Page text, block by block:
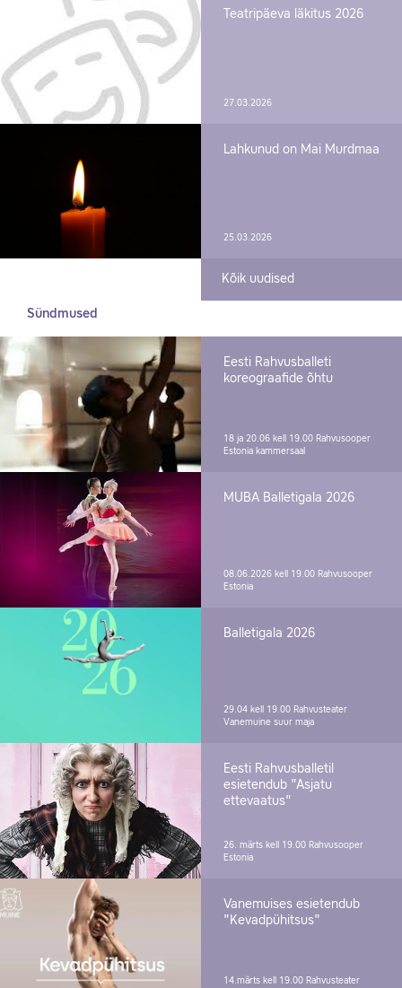
Teatripäeva läkitus 2026
27.03.2026
Lahkunud on Mai Murdmaa
25.03.2026
Kõik uudised
Sündmused
Eesti Rahvusballeti
koreograafide õhtu
18 ja 20.06 kell 19.00 Rahvusooper
Estonia kammersaal
MUBA Balletigala 2026
08.06.2026 kell 19.00 Rahvusooper
Estonia
Balletigala 2026
29.04 kell 19.00 Rahvusteater
Vanemuine suur maja
Eesti Rahvusballetil
esietendub "Asjatu
ettevaatus"
26. märts kell 19.00 Rahvusooper
Estonia
Vanemuises esietendub
"Kevadpühitsus"
14.märts kell 19.00 Rahvusteater